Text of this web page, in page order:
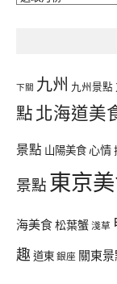
下關 九州 九州景點
點北海道美
景點 山陽美食心情
景點 東京
海美食松葉蟹淺草
趣 道東銀座 關東